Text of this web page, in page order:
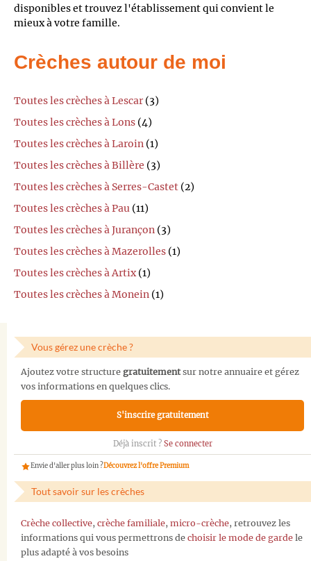
disponibles et trouvez l'établissement qui convient le
mieux à votre famille.
Crèches autour de moi
Toutes les crèches à Lescar (3)
Toutes les crèches à Lons (4)
Toutes les crèches à Laroin (1)
Toutes les crèches à Billère (3)
Toutes les crèches à Serres-Castet (2)
Toutes les crèches à Pau (11)
Toutes les crèches à Jurançon (3)
Toutes les crèches à Mazerolles (1)
Toutes les crèches à Artix(1)
Toutes les crèches à Monein (1)
Vous gérez une crèche ?
Ajoutez votre structure gratuitementsur notre annuaire et gérez
vos informations en quelques clics.
S'inscrire gratuitement
Déjà inscrit ? Se connecter
Envie d'aller plus loin ?Découvrez l'offre Premium
Tout savoir sur les crèches
Crèche collective, crèche familiale, micro-crèche, retrouvez les
informations qui vous permettrons de choisir le mode de garde le
plus adapté à vos besoins